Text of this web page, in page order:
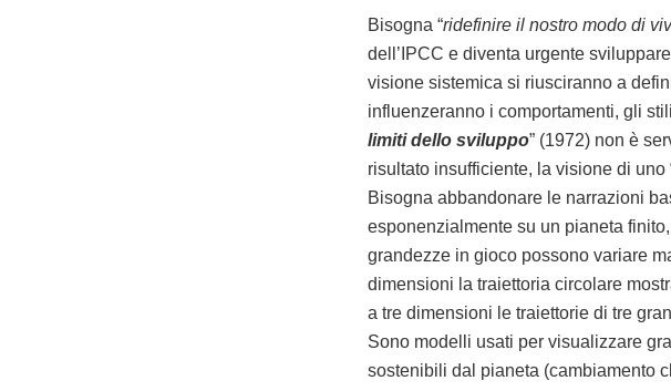
Bisogna “ridefinire il nostro modo di
dell’IPCC e diventa urgente
visione sistemica si riusciranno a
influenzeranno i comportamenti, gli
limiti dello sviluppo” (1972) non è
risultato insufficiente, la visione di uno
Bisogna abbandonare le narrazioni
esponenzialmente su un pianeta
grandezze in gioco possono variare
dimensioni la traiettoria circolare
a tre dimensioni le traiettorie di tre
Sono modelli usati per visualizzare
sostenibili dal pianeta (cambiamento